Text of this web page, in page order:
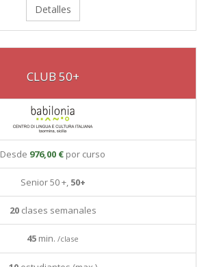
Detalles
CLUB 50+
Desde 976,00 € por curso
Senior 50 +, 50+
20clases semanales
45 min. /clase